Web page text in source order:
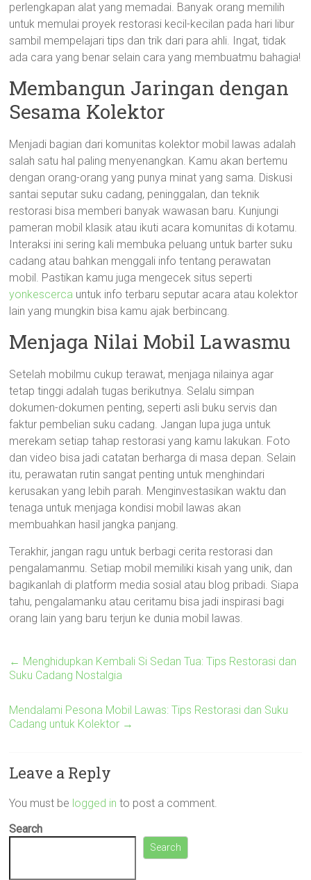
perlengkapan alat yang memadai. Banyak orang memilih
untuk memulai proyek restorasi kecil-kecilan pada hari libur
sambil mempelajari tips dan trik dari para ahli. Ingat, tidak
ada cara yang benar selain cara yang membuatmu bahagia!
Membangun Jaringan dengan
Sesama Kolektor
Menjadi bagian dari komunitas kolektor mobil lawas adalah
salah satu hal paling menyenangkan. Kamu akan bertemu
dengan orang-orang yang punya minat yang sama. Diskusi
santai seputar suku cadang, peninggalan, dan teknik
restorasi bisa memberi banyak wawasan baru. Kunjungi
pameran mobil klasik atau ikuti acara komunitas di kotamu.
Interaksi ini sering kali membuka peluang untuk barter suku
cadang atau bahkan menggali info tentang perawatan
mobil. Pastikan kamu juga mengecek situs seperti
yonkescerca untuk info terbaru seputar acara atau kolektor
lain yang mungkin bisa kamu ajak berbincang.
Menjaga Nilai Mobil Lawasmu
Setelah mobilmu cukup terawat, menjaga nilainya agar
tetap tinggi adalah tugas berikutnya. Selalu simpan
dokumen-dokumen penting, seperti asli buku servis dan
faktur pembelian suku cadang. Jangan lupa juga untuk
merekam setiap tahap restorasi yang kamu lakukan. Foto
dan video bisa jadi catatan berharga di masa depan. Selain
itu, perawatan rutin sangat penting untuk menghindari
kerusakan yang lebih parah. Menginvestasikan waktu dan
tenaga untuk menjaga kondisi mobil lawas akan
membuahkan hasil jangka panjang.
Terakhir, jangan ragu untuk berbagi cerita restorasi dan
pengalamanmu. Setiap mobil memiliki kisah yang unik, dan
bagikanlah di platform media sosial atau blog pribadi. Siapa
tahu, pengalamanku atau ceritamu bisa jadi inspirasi bagi
orang lain yang baru terjun ke dunia mobil lawas.
← Menghidupkan Kembali Si Sedan Tua: Tips Restorasi dan
Suku Cadang Nostalgia
Mendalami Pesona Mobil Lawas: Tips Restorasi dan Suku
Cadang untuk Kolektor →
Leave a Reply
You must be logged in to post a comment.
Search
Search